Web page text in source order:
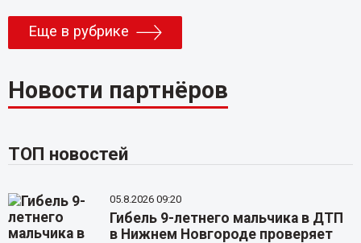
Еще в рубрике
Новости партнёров
ТОП новостей
05.8.2026 09:20
Гибель 9-летнего мальчика в ДТП
в Нижнем Новгороде проверяет